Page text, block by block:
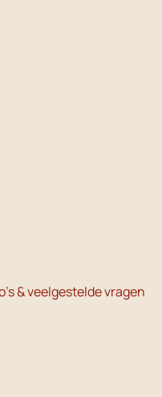
& veelgestelde vragen